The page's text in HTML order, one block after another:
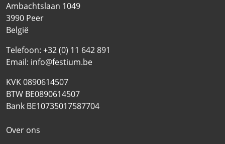
Ambachtslaan 1049
3990 Peer
België
Telefoon: +32 (0) 11 642 891
Email: info@festium.be
KVK 0890614507
BTW BE0890614507
Bank BE10735017587704
Over ons